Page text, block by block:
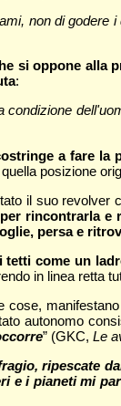
non di godere
si oppone alla
:
a fare la
posizione
il suo
rincontrarla
persa e
come un
in linea retta
autonomo
” (GKC, Le
ripescate
e i pianeti mi